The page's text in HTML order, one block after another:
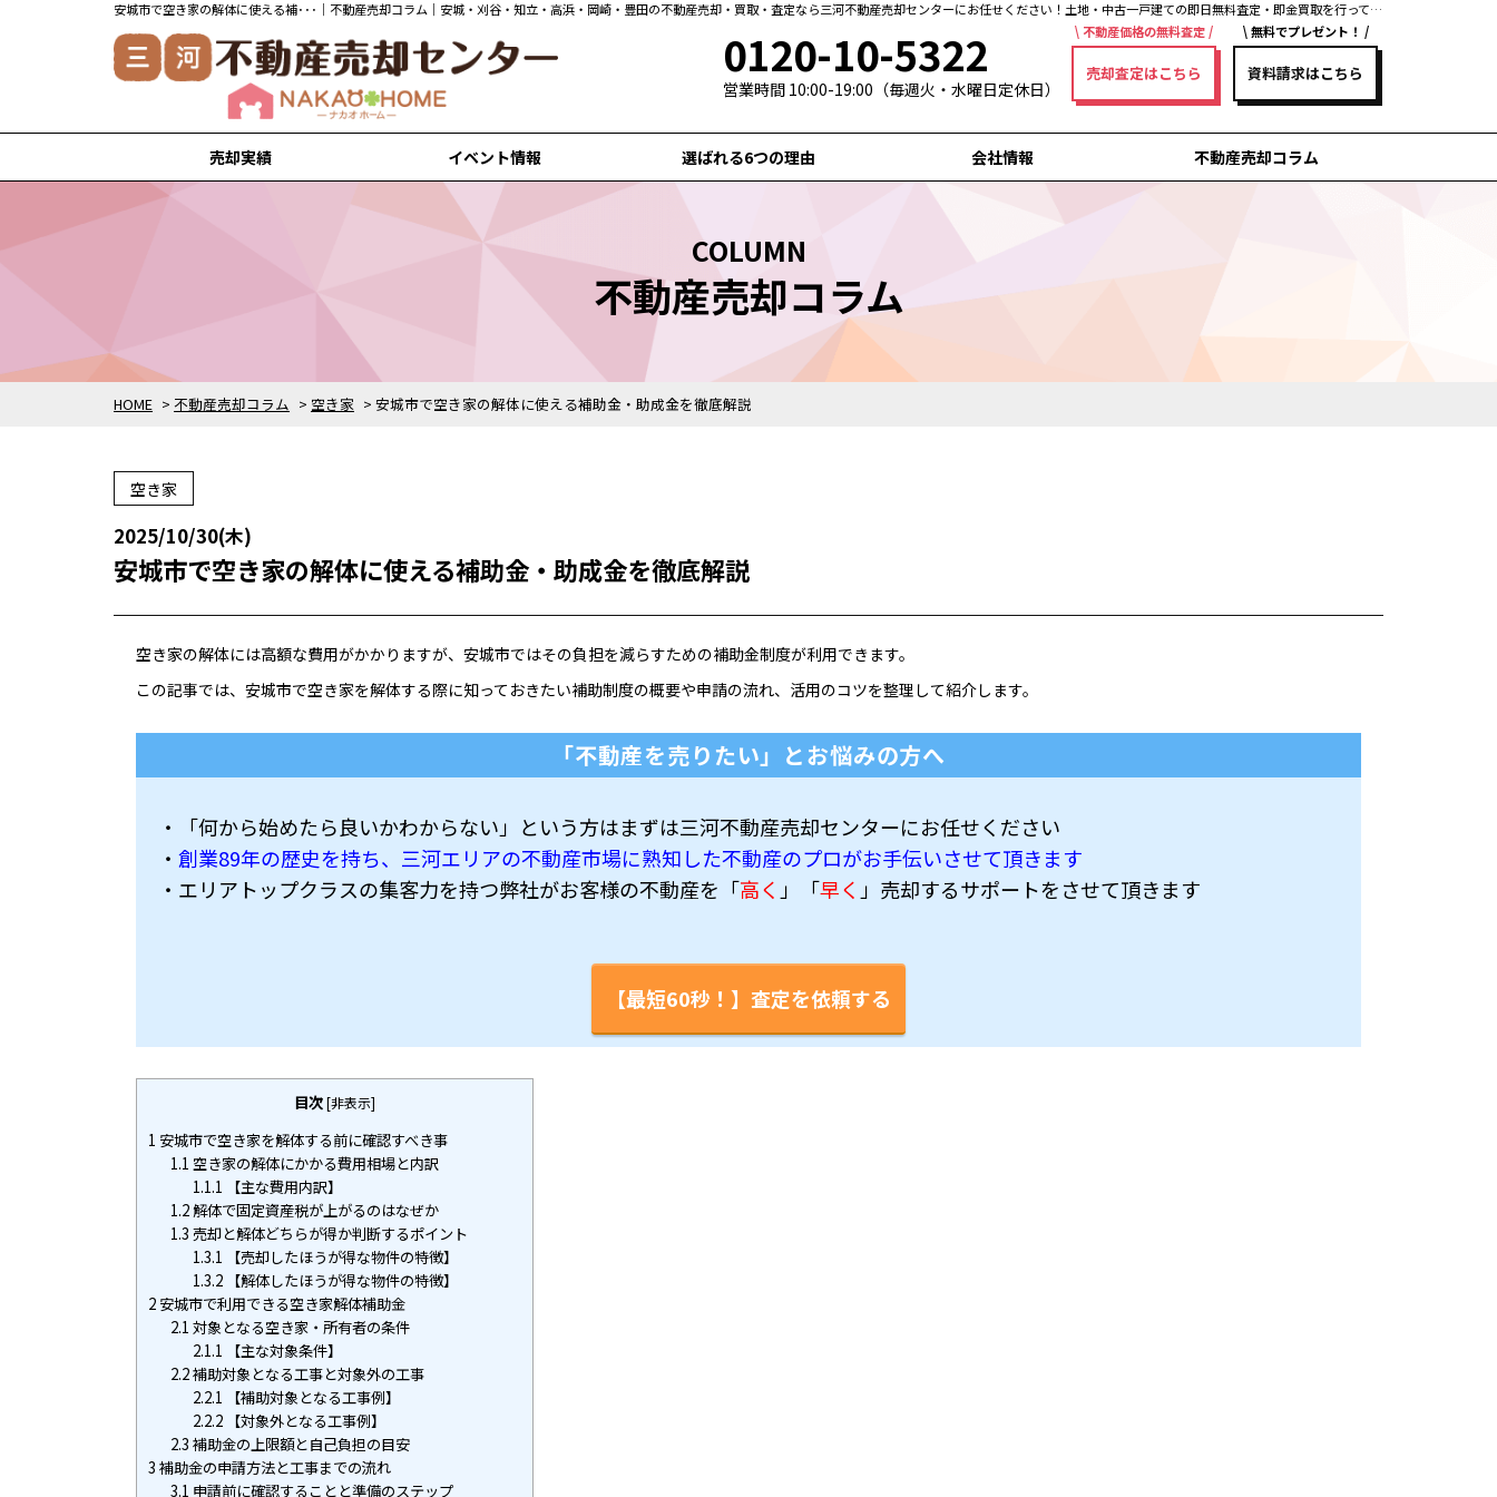
安城市で空き家の解体に使える補･･･｜不動産売却コラム｜安城・刈谷・知立・高浜・岡崎・豊田の不動産売却・買取・査定なら三河不動産売却センターにお任せください！土地・中古一戸建ての即日無料査定・即金買取を行っています！
0120-10-5322
営業時間 10:00-19:00（毎週火・水曜日定休日）
不動産価格の無料査定
売却査定はこちら
無料でプレゼント！
資料請求はこちら
売却実績
安城市の売却実績
刈谷市の売却実績
知立市の売却実績
高浜市の売却実績
岡崎市の売却実績
イベント情報 選ばれる6つの理由 会社情報 不動産売却コラム
HOME > 不動産売却コラム > 空き家 > 安城市で空き家の解体に使える補助金・助成金を徹底解説
COLUMN
不動産売却コラム
空き家
2025/10/30(木)
安城市で空き家の解体に使える補助金・助成金を徹底解説
空き家の解体には高額な費用がかかりますが、安城市ではその負担を減らすための補助金制度が利用できます。
この記事では、安城市で空き家を解体する際に知っておきたい補助制度の概要や申請の流れ、活用のコツを整理して紹介します。
「不動産を売りたい」とお悩みの方へ
・「何から始めたら良いかわからない」という方はまずは三河不動産売却センターにお任せください
・ 創業89年の歴史を持ち、三河エリアの不動産市場に熟知した不動産のプロがお手伝いさせて頂きます
・エリアトップクラスの集客力を持つ弊社がお客様の不動産を「高く 」「早く 」売却するサポートをさせて頂きます
【最短60秒！】査定を依頼する
目次[非表示]
1 安城市で空き家を解体する前に確認すべき事
1.1 空き家の解体にかかる費用相場と内訳
1.1.1 【主な費用内訳】
1.2解体で固定資産税が上がるのはなぜか
1.3 売却と解体どちらが得か判断するポイント
1.3.1 【売却したほうが得な物件の特徴】
1.3.2【解体したほうが得な物件の特徴】
2 安城市で利用できる空き家解体補助金
2.1 対象となる空き家・所有者の条件
2.1.1 【主な対象条件】
2.2補助対象となる工事と対象外の工事
2.2.1 【補助対象となる工事例】
2.2.2【対象外となる工事例】
2.3 補助金の上限額と自己負担の目安
3 補助金の申請方法と工事までの流れ
3.1 申請前に確認することと準備のステップ